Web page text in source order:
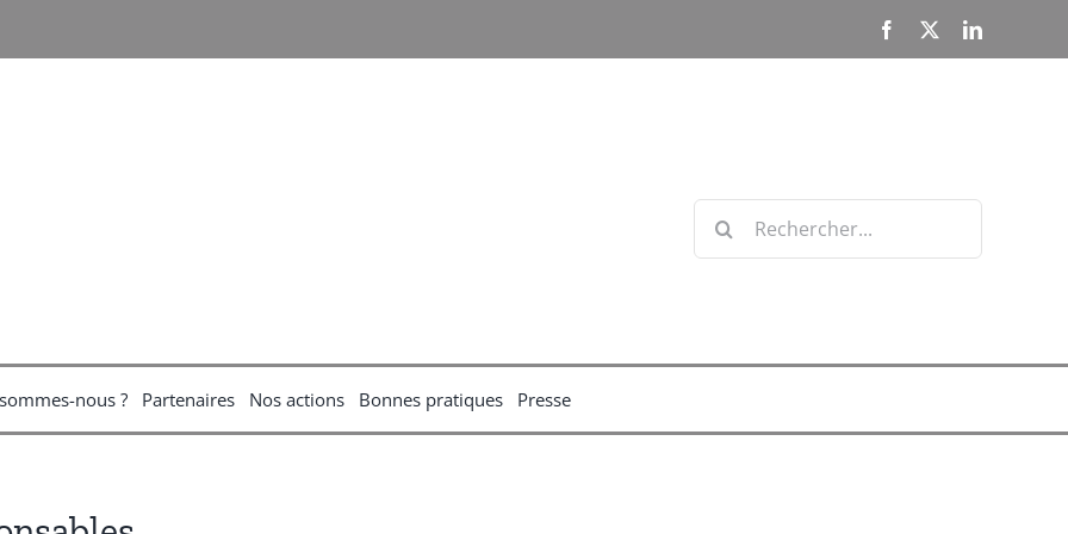
Facebook LinkedIn
Rechercher:
nous ? Partenaires Nos actions Bonnes pratiques Presse